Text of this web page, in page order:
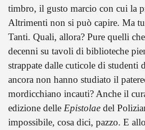
timbro, il gusto marcio con cui la
Altrimenti non si può capire. Ma
Tanti. Quali, allora? Pure quelli
decenni su tavoli di biblioteche
strappate dalle cuticole di studenti
ancora non hanno studiato il
mordicchiano incauti? Anche il
edizione delle Epistolae del
impossibile, cosa dici, pazzo. E